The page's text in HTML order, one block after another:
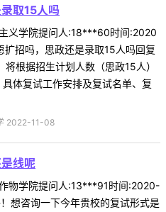
取15人吗
义学院提问人:18***60时间:2020
招吗，思政还是录取15人吗回复
根据招生计划人数（思政15人）
体复试工作安排及复试名单、复
2022-11-08
线呢
物学院提问人:13***91时间:2020-
想咨询一下今年贵校的复试形式是